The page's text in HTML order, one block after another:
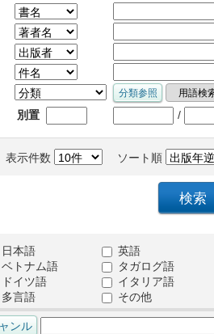
別置 /
表示件数 ソート順
日本語
英語
ベトナム語
タガログ語
ドイツ語
イタリア語
多言語
その他